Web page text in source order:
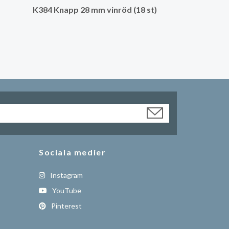
K384 Knapp 28 mm vinröd (18 st)
Sociala medier
Instagram
YouTube
Pinterest